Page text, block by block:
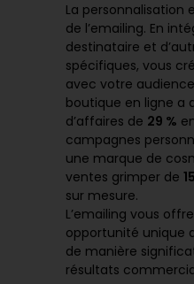
La
de l’emailing. En
destinataire et
spécifiques, vous
avec votre
boutique en ligne a
d’affaires de 29 %
campagnes
une marque de
ventes grimper de
sur mesure.
L’emailing vous
opportunité unique
de manière
résultats